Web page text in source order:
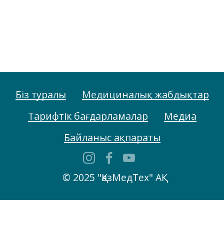
Біз туралы
Медициналық жабдықтар
Тарифтік бағдарламалар
Медиа
Байланыс ақпараты
© 2025 "ҚазМедТех" АҚ